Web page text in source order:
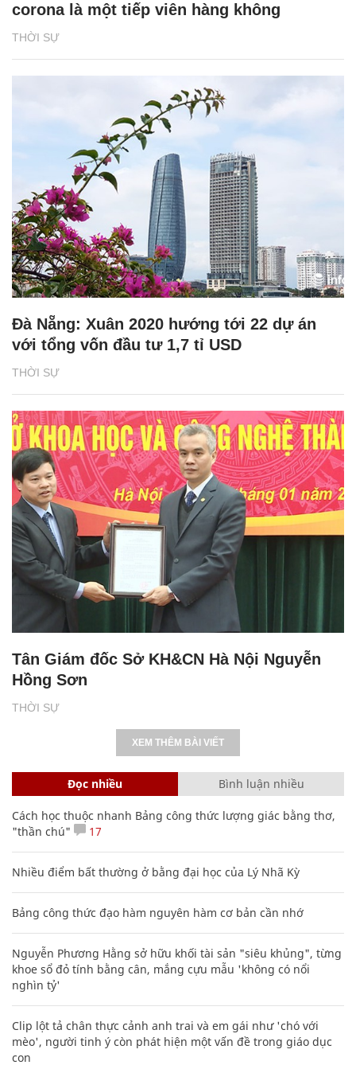
THỜI SỰ
corona là một tiếp viên hàng không
THỜI SỰ
Đà Nẵng: Xuân 2020 hướng tới 22 dự án
với tổng vốn đầu tư 1,7 tỉ USD
THỜI SỰ
Tân Giám đốc Sở KH&CN Hà Nội Nguyễn
Hồng Sơn
XEM THÊM BÀI VIẾT
Đọc nhiều Bình luận nhiều
Cách học thuộc nhanh Bảng công thức lượng giác bằng thơ,
"thần chú"
17
Nhiều điểm bất thường ở bằng đại học của Lý Nhã Kỳ
Bảng công thức đạo hàm nguyên hàm cơ bản cần nhớ
Nguyễn Phương Hằng sở hữu khối tài sản "siêu khủng", từng
khoe sổ đỏ tính bằng cân, mắng cựu mẫu 'không có nổi
nghìn tỷ'
Clip lột tả chân thực cảnh anh trai và em gái như 'chó với
mèo', người tinh ý còn phát hiện một vấn đề trong giáo dục
con